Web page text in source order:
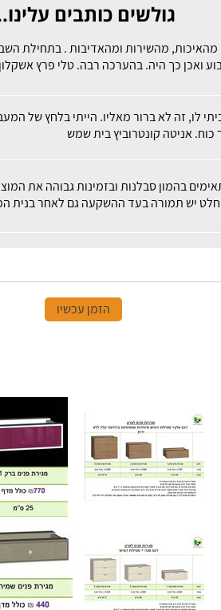
גולשים כותבים
מהשירות ומהאדיבות . בתחילת
ואכן כך היה. בהערכה רבה. טלי פרץ אשקלון
לו, זה לא ברור מאליו. הייתי בלחץ
כוח. אניטה קונטרוביץ בית שמש
בהמון סבלנות ובזמינות גבוהה את
יש תמורה בעד ההשקעה גם לאחר בנית
הזמן עכשיו